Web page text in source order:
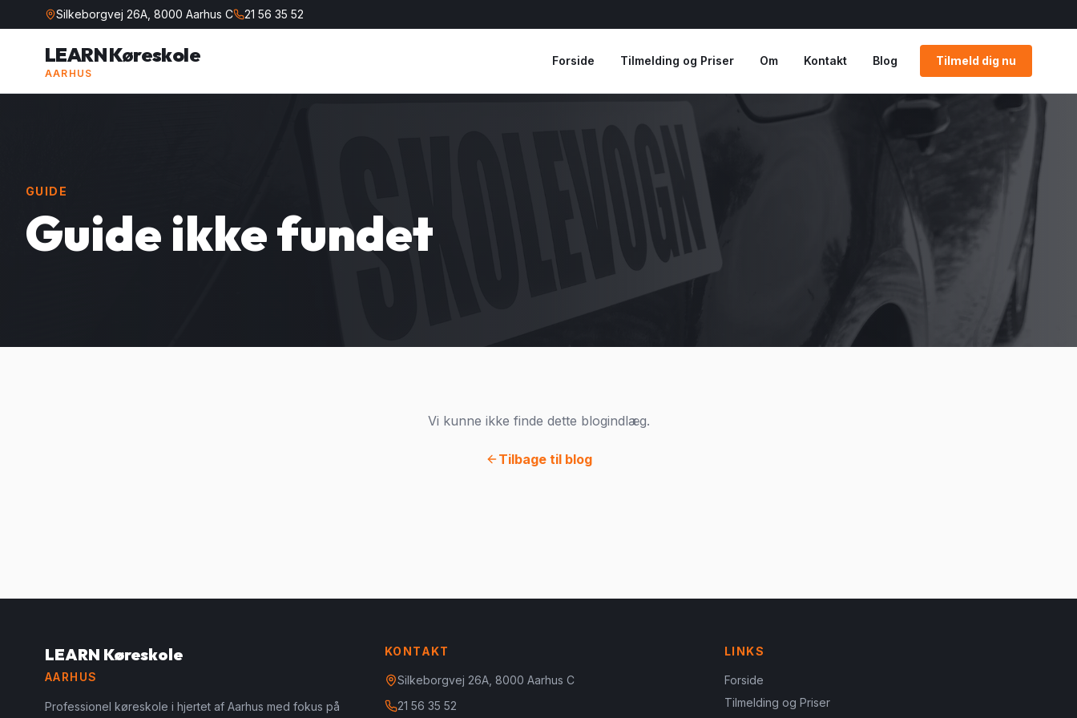
Silkeborgvej 26A, 8000 Aarhus C 21 56 35 52
LEARN Køreskole
AARHUS
Forside Tilmelding og Priser Om Kontakt Blog Tilmeld dig nu
GUIDE
Guide ikke fundet
Vi kunne ikke finde dette blogindlæg.
Tilbage til blog
LEARN Køreskole
AARHUS
Professionel køreskole i hjertet af Aarhus med fokus på
KONTAKT
Silkeborgvej 26A, 8000 Aarhus C
21 56 35 52
LINKS
Forside
Tilmelding og Priser